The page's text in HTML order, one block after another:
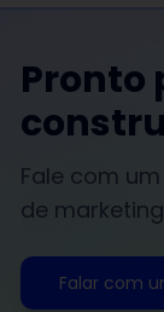
Pronto
Fale com
de
Falar com